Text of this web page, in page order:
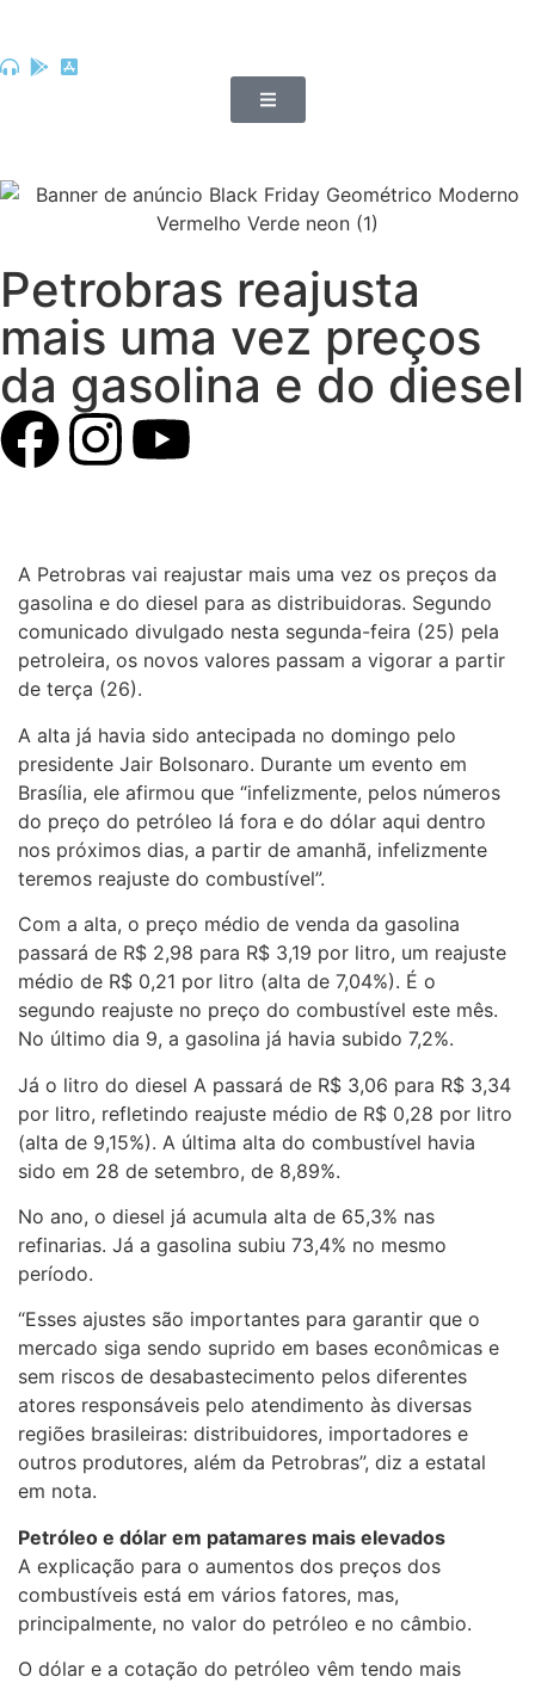
Petrobras reajusta
mais uma vez preços
da gasolina e do diesel
A Petrobras vai reajustar mais uma vez os preços da
gasolina e do diesel para as distribuidoras. Segundo
comunicado divulgado nesta segunda-feira (25) pela
petroleira, os novos valores passam a vigorar a partir
de terça (26).
A alta já havia sido antecipada no domingo pelo
presidente Jair Bolsonaro. Durante um evento em
Brasília, ele afirmou que “infelizmente, pelos números
do preço do petróleo lá fora e do dólar aqui dentro
nos próximos dias, a partir de amanhã, infelizmente
teremos reajuste do combustível”.
Com a alta, o preço médio de venda da gasolina
passará de R$ 2,98 para R$ 3,19 por litro, um reajuste
médio de R$ 0,21 por litro (alta de 7,04%). É o
segundo reajuste no preço do combustível este mês.
No último dia 9, a gasolina já havia subido 7,2%.
Já o litro do diesel A passará de R$ 3,06 para R$ 3,34
por litro, refletindo reajuste médio de R$ 0,28 por litro
(alta de 9,15%). A última alta do combustível havia
sido em 28 de setembro, de 8,89%.
No ano, o diesel já acumula alta de 65,3% nas
refinarias. Já a gasolina subiu 73,4% no mesmo
período.
“Esses ajustes são importantes para garantir que o
mercado siga sendo suprido em bases econômicas e
sem riscos de desabastecimento pelos diferentes
atores responsáveis pelo atendimento às diversas
regiões brasileiras: distribuidores, importadores e
outros produtores, além da Petrobras”, diz a estatal
em nota.
Petróleo e dólar em patamares mais elevados
A explicação para o aumentos dos preços dos
combustíveis está em vários fatores, mas,
principalmente, no valor do petróleo e no câmbio.
O dólar e a cotação do petróleo vêm tendo mais